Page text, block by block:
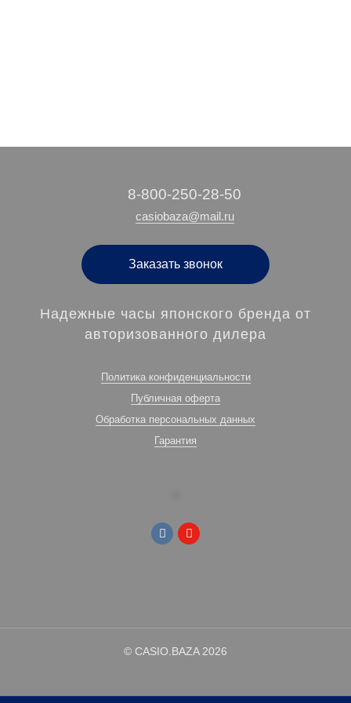
‭8-800-250-28-50
casiobaza@mail.ru
Заказать звонок
Надежные часы японского бренда от
авторизованного дилера
Политика конфиденциальности
Публичная оферта
Обработка персональных данных
Гарантия
© CASIO.BAZA 2026